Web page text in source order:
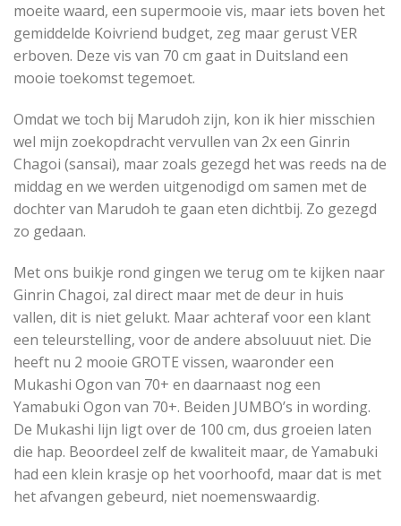
moeite waard, een supermooie vis, maar iets boven het
gemiddelde Koivriend budget, zeg maar gerust VER
erboven. Deze vis van 70 cm gaat in Duitsland een
mooie toekomst tegemoet.
Omdat we toch bij Marudoh zijn, kon ik hier misschien
wel mijn zoekopdracht vervullen van 2x een Ginrin
Chagoi (sansai), maar zoals gezegd het was reeds na de
middag en we werden uitgenodigd om samen met de
dochter van Marudoh te gaan eten dichtbij. Zo gezegd
zo gedaan.
Met ons buikje rond gingen we terug om te kijken naar
Ginrin Chagoi, zal direct maar met de deur in huis
vallen, dit is niet gelukt. Maar achteraf voor een klant
een teleurstelling, voor de andere absoluuut niet. Die
heeft nu 2 mooie GROTE vissen, waaronder een
Mukashi Ogon van 70+ en daarnaast nog een
Yamabuki Ogon van 70+. Beiden JUMBO’s in wording.
De Mukashi lijn ligt over de 100 cm, dus groeien laten
die hap. Beoordeel zelf de kwaliteit maar, de Yamabuki
had een klein krasje op het voorhoofd, maar dat is met
het afvangen gebeurd, niet noemenswaardig.